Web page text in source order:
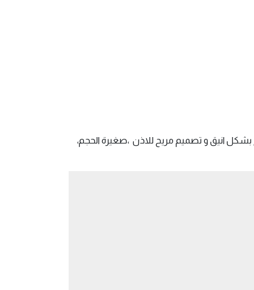
انيق و تصميم مريح للاذن ،صغيرة الحجم،